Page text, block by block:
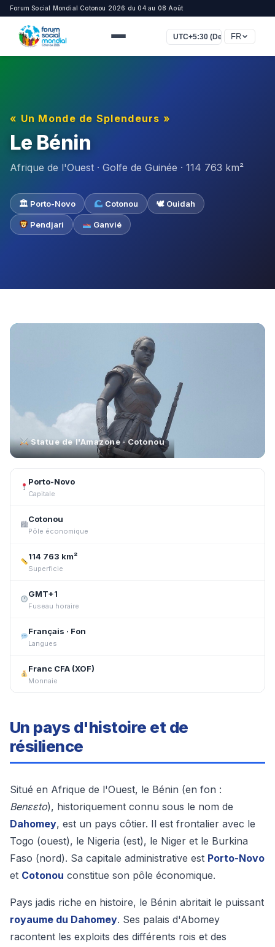
Forum Social Mondial Cotonou 2026 du 04 au 08 Août
UTC+5:30 (Delhi, Colombo)
FR
« Un Monde de Splendeurs »
Le Bénin
Afrique de l'Ouest · Golfe de Guinée · 114 763 km²
🏛 Porto-Novo Cotonou 🕊 Ouidah
Pendjari Ganvié
Un pays d'histoire et de
résilience
Situé en Afrique de l'Ouest, le Bénin (en fon :
Benɛɛto), historiquement connu sous le nom de
Dahomey, est un pays côtier. Il est frontalier avec le
Togo (ouest), le Nigeria (est), le Niger et le Burkina
Faso (nord). Sa capitale administrative est Porto-Novo
et Cotonou constitue son pôle économique.
Pays jadis riche en histoire, le Bénin abritait le puissant
royaume du Dahomey. Ses palais d'Abomey
racontent les exploits des différents rois et des
Statue de l'Amazone · Cotonou
Porto-Novo
Capitale
🏙
Cotonou
Pôle économique
114 763 km²
Superficie
GMT+1
Fuseau horaire
Français · Fon
Langues
Franc CFA (XOF)
Monnaie